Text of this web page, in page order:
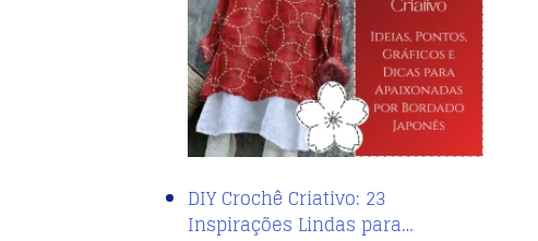
DIY Crochê Criativo: 23
Inspirações Lindas para…